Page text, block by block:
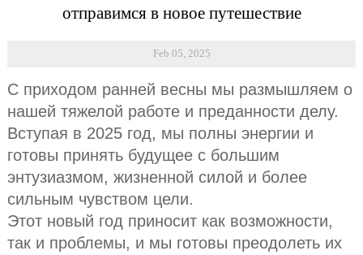
отправимся в новое путешествие
Feb 05, 2025
С приходом ранней весны мы размышляем о
нашей тяжелой работе и преданности делу.
Вступая в 2025 год, мы полны энергии и
готовы принять будущее с большим
энтузиазмом, жизненной силой и более
сильным чувством цели.
Этот новый год приносит как возможности,
так и проблемы, и мы готовы преодолеть их